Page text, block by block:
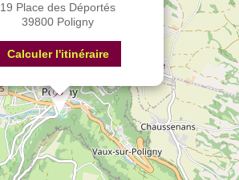
19 Place des Déportés
39800 Poligny
Calculer l'itinéraire